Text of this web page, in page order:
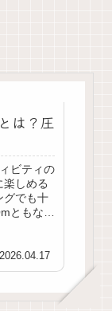
は？圧
ビティの
しめる
グでも十
ともなる
2026.04.17